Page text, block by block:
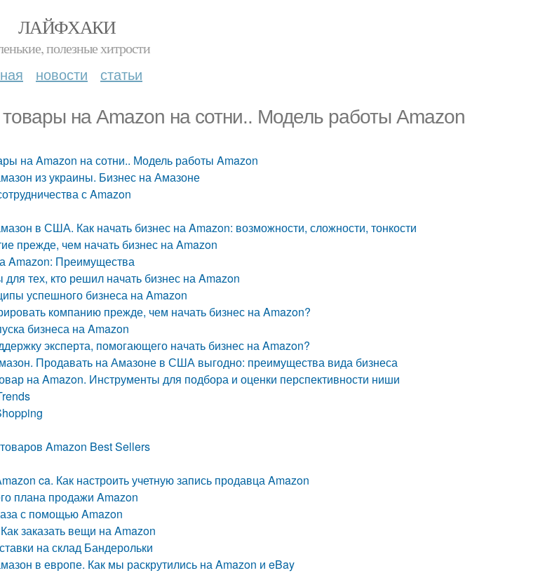
ЛАЙФХАКИ
полезные хитрости
новости статьи
товары на Amazon на сотни.. Модель работы Amazon
на Amazon на сотни.. Модель работы Amazon
из украины. Бизнес на Амазоне
с Amazon
в США. Как начать бизнес на Amazon: возможности, сложности, тонкости
прежде, чем начать бизнес на Amazon
Amazon: Преимущества
тех, кто решил начать бизнес на Amazon
успешного бизнеса на Amazon
компанию прежде, чем начать бизнес на Amazon?
бизнеса на Amazon
эксперта, помогающего начать бизнес на Amazon?
Продавать на Амазоне в США выгодно: преимущества вида бизнеса
на Amazon. Инструменты для подбора и оценки перспективности ниши
Amazon Best Sellers
ca. Как настроить учетную запись продавца Amazon
плана продажи Amazon
с помощью Amazon
заказать вещи на Amazon
на склад Бандерольки
в европе. Как мы раскрутились на Amazon и eBay